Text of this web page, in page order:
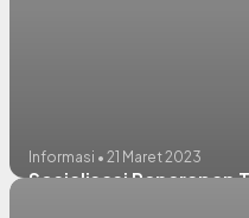
Informasi • 21 Maret 2023
Sosialisasi Penerapan